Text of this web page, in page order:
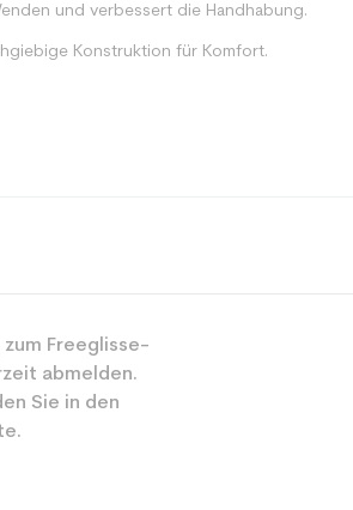
und verbessert die Handhabung.
Konstruktion für Komfort.
Freeglisse-
abmelden.
Sie in den